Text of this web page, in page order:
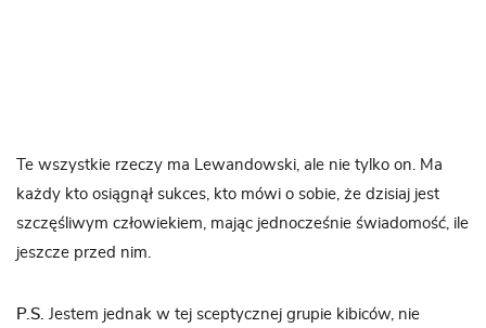
Te wszystkie rzeczy ma Lewandowski, ale nie tylko on. Ma
każdy kto osiągnął sukces, kto mówi o sobie, że dzisiaj jest
szczęśliwym człowiekiem, mając jednocześnie świadomość, ile
jeszcze przed nim.
P.S. Jestem jednak w tej sceptycznej grupie kibiców, nie